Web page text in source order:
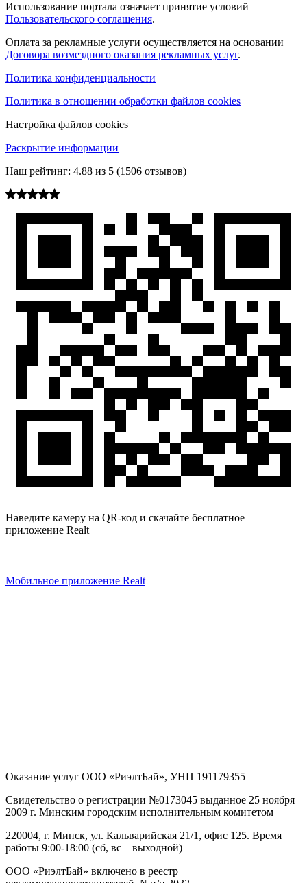
Использование портала означает принятие условий
Пользовательского соглашения.
Оплата за рекламные услуги осуществляется на основании
Договора возмездного оказания рекламных услуг.
Политика конфиденциальности
Политика в отношении обработки файлов cookies
Настройка файлов cookies
Раскрытие информации
Наш рейтинг: 4.88 из 5 (1506 отзывов)
Наведите камеру на QR-код и скачайте бесплатное
приложение Realt
Мобильное приложение Realt
Оказание услуг ООО «РиэлтБай», УНП 191179355
Свидетельство о регистрации №0173045 выданное 25 ноября
2009 г. Минским городским исполнительным комитетом
220004, г. Минск, ул. Кальварийская 21/1, офис 125. Время
работы 9:00-18:00 (сб, вс – выходной)
ООО «РиэлтБай» включено в реестр